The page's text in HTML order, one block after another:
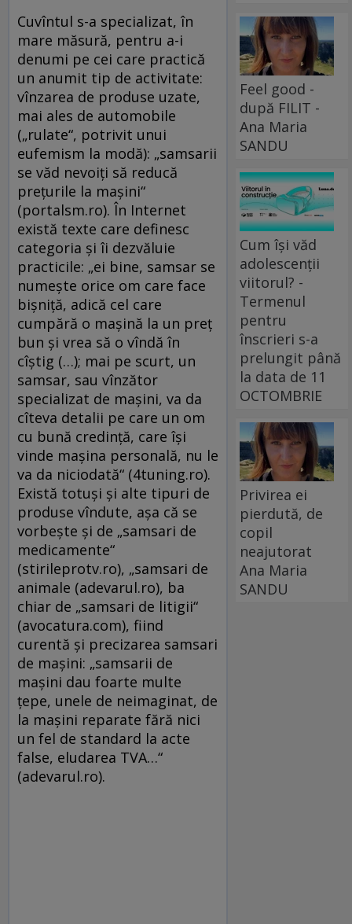
Cuvîntul s-a specializat, în
mare măsură, pentru a-i
denumi pe cei care practică
un anumit tip de activitate:
vînzarea de produse uzate,
mai ales de automobile
(„rulate“, potrivit unui
eufemism la modă): „samsarii
se văd nevoiți să reducă
prețurile la mașini“
(portalsm.ro). În Internet
există texte care definesc
categoria şi îi dezvăluie
practicile: „ei bine, samsar se
numeşte orice om care face
bişniţă, adică cel care
cumpără o maşină la un preţ
bun şi vrea să o vîndă în
cîştig (…); mai pe scurt, un
samsar, sau vînzător
specializat de maşini, va da
cîteva detalii pe care un om
cu bună credinţă, care îşi
vinde maşina personală, nu le
va da niciodată“ (4tuning.ro).
Există totuşi şi alte tipuri de
produse vîndute, aşa că se
vorbeşte şi de „samsari de
medicamente“
(stirileprotv.ro), „samsari de
animale (adevarul.ro), ba
chiar de „samsari de litigii“
(avocatura.com), fiind
curentă şi precizarea samsari
de maşini: „samsarii de
maşini dau foarte multe
ţepe, unele de neimaginat, de
la maşini reparate fără nici
un fel de standard la acte
false, eludarea TVA…“
(adevarul.ro).
Feel good -
după FILIT -
Ana Maria
SANDU
Cum își văd
adolescenții
viitorul? -
Termenul
pentru
înscrieri s-a
prelungit până
la data de 11
OCTOMBRIE
Privirea ei
pierdută, de
copil
neajutorat
Ana Maria
SANDU